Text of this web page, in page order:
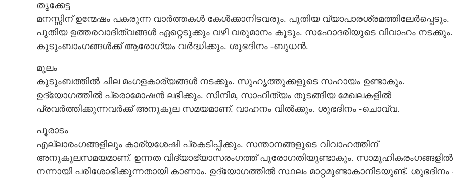
തൃക്കേട്ട
മനസ്സിന് ഉന്മേഷം പകരുന്ന വാർത്തകൾ കേൾക്കാനിടവരും. പുതിയ വ്യാപാരശ്രമത്തിലേർപ്പെടും.
പുതിയ ഉത്തരവാദിത്വങ്ങൾ ഏറ്റെടുക്കും വഴി വരുമാനം കൂടും. സഹോദരിയുടെ വിവാഹം നടക്കും.
കുടുംബാംഗങ്ങൾക്ക് ആരോഗ്യം വർദ്ധിക്കും. ശുഭദിനം -ബുധൻ.
മൂലം
കുടുംബത്തിൽ ചില മംഗളകാര്യങ്ങൾ നടക്കും. സുഹൃത്തുക്കളുടെ സഹായം ഉണ്ടാകും.
ഉദ്യോഗത്തിൽ പ്രൊമോഷൻ ലഭിക്കും. സിനിമ, സാഹിത്യം തുടങ്ങിയ മേഖലകളിൽ
പ്രവർത്തിക്കുന്നവർക്ക് അനുകൂല സമയമാണ്. വാഹനം വിൽക്കും. ശുഭദിനം -ചൊവ്വ.
പൂരാടം
എല്ലാരംഗങ്ങളിലും കാര്യശേഷി പ്രകടിപ്പിക്കും. സന്താനങ്ങളുടെ വിവാഹത്തിന്
അനുകൂലസമയമാണ്. ഉന്നത വിദ്യാഭ്യാസരംഗത്ത് പുരോഗതിയുണ്ടാകും. സാമൂഹികരംഗങ്ങളിൽ
നന്നായി പരിശോഭിക്കുന്നതായി കാണാം. ഉദ്യോഗത്തിൽ സ്ഥലം മാറ്റമുണ്ടാകാനിടയുണ്ട്. ശുഭദിനം